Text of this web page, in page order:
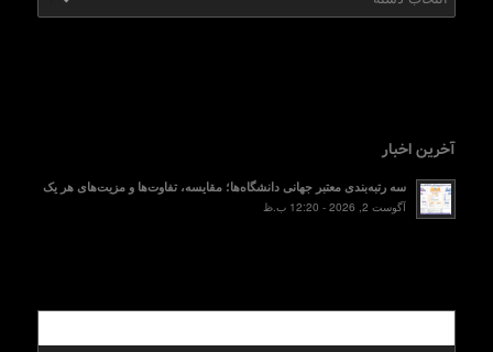
آخرین اخبار
سه رتبه‌بندی معتبر جهانی دانشگاه‌ها؛ مقایسه، تفاوت‌ها و مزیت‌های هر یک
آگوست 2, 2026 - 12:20 ب.ظ